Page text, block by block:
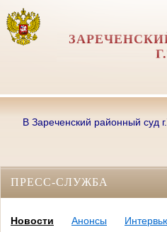
В Зареченский районный суд
ПРЕСС-СЛУЖБА
Новости Анонсы